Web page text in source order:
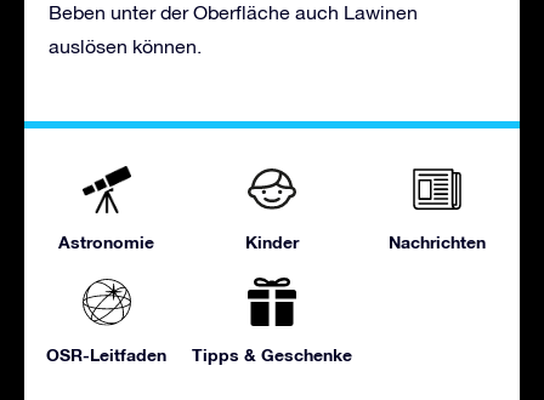
Beben unter der Oberfläche auch Lawinen
auslösen können.
Astronomie Kinder Nachrichten
OSR-Leitfaden Tipps & Geschenke